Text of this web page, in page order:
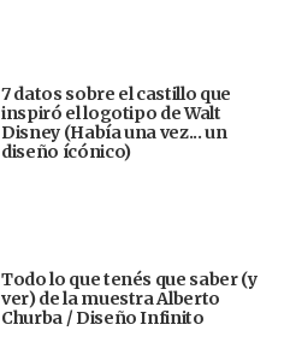
7 datos sobre el castillo que
inspiró el logotipo de Walt
Disney (Había una vez... un
diseño ícónico)
Todo lo que tenés que saber (y
ver) de la muestra Alberto
Churba / Diseño Infinito